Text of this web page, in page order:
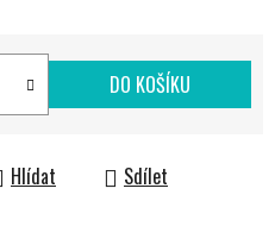
DO KOŠÍKU
Hlídat Sdílet